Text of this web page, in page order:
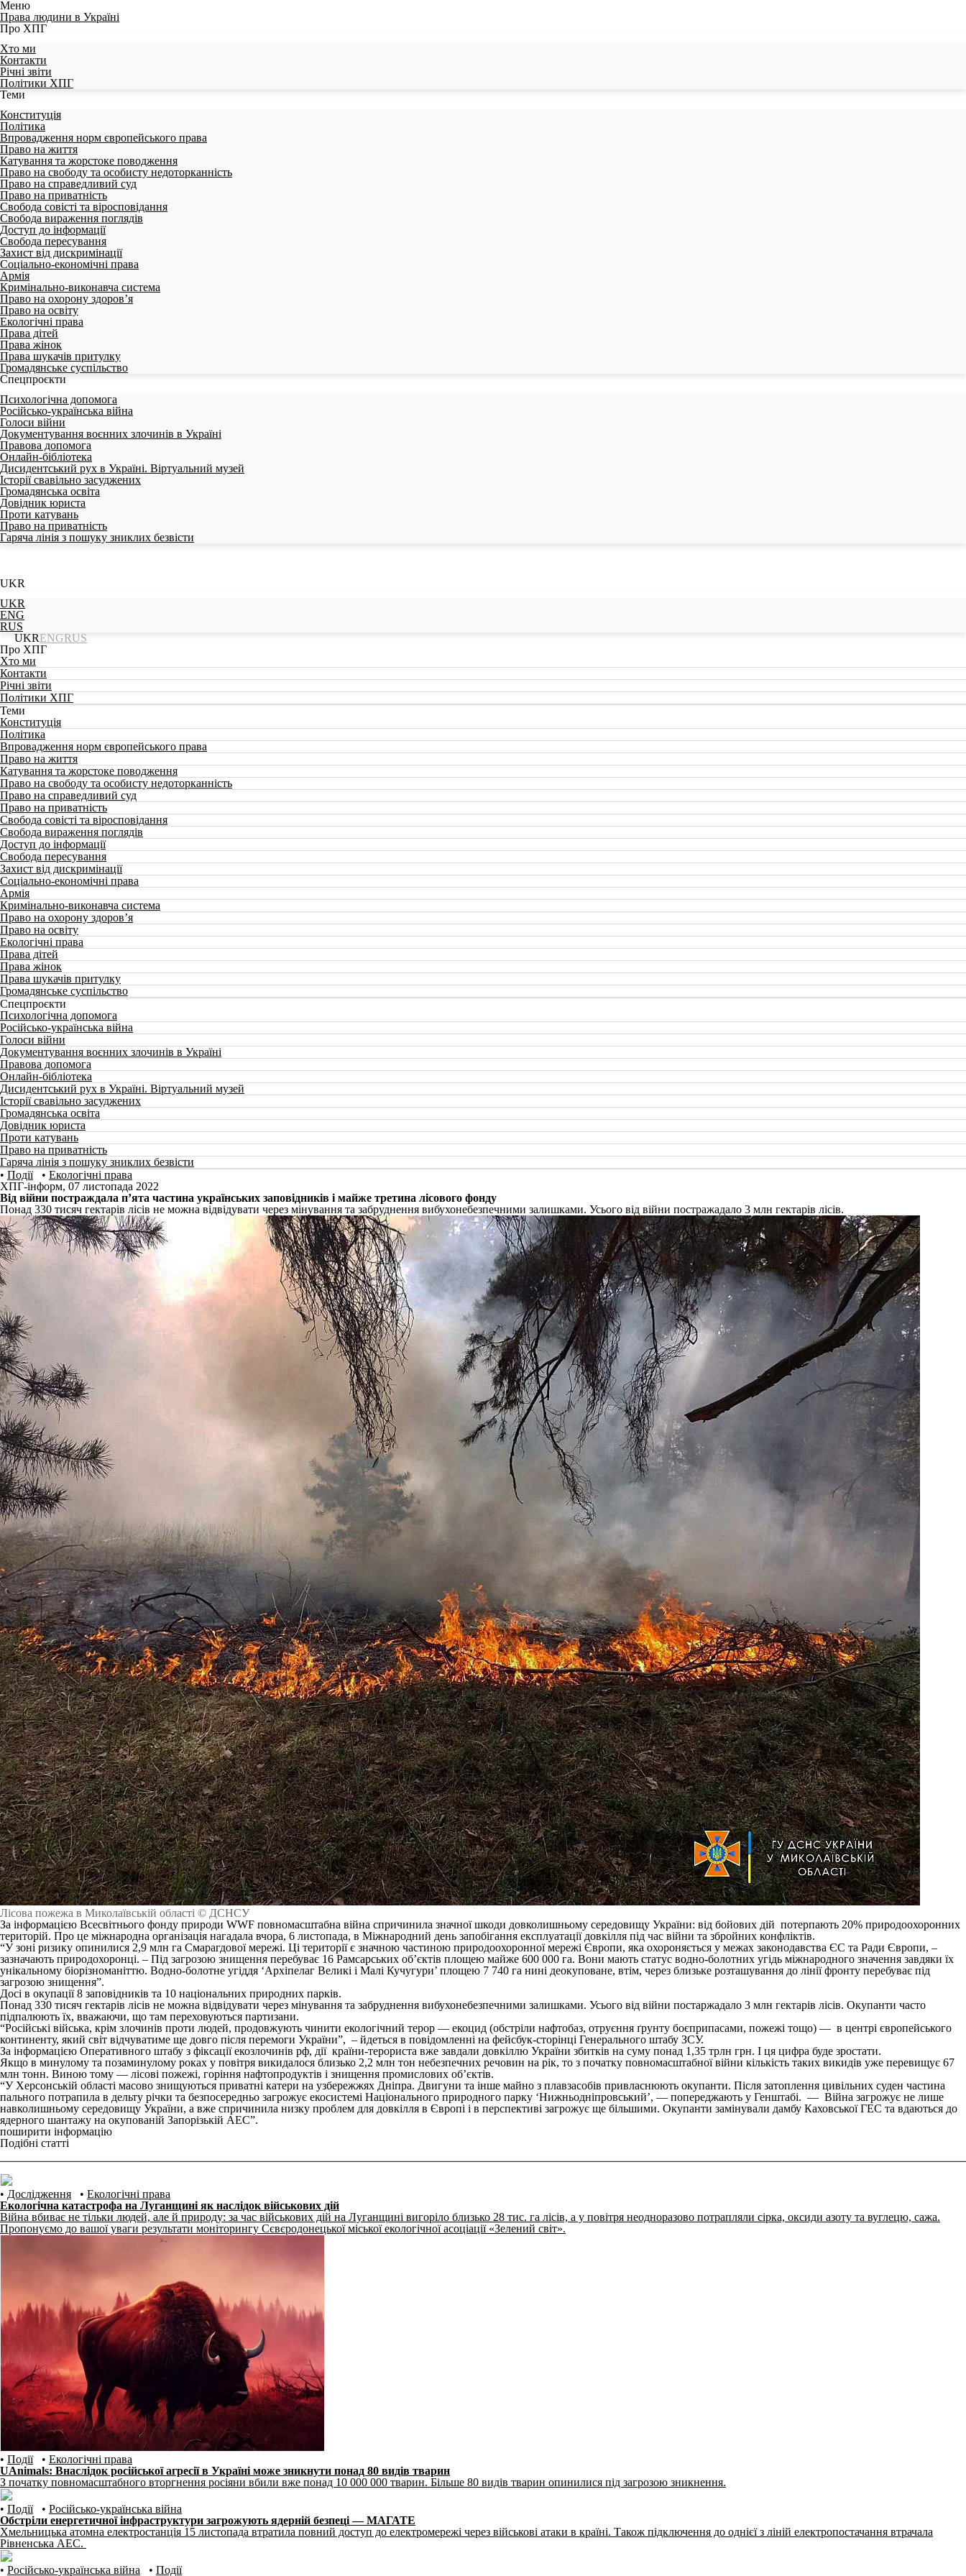
Меню
Права людини в Україні
Про ХПГ
Хто ми
Контакти
Річні звіти
Політики ХПГ
Теми
Конституція
Політика
Впровадження норм європейського права
Право на життя
Катування та жорстоке поводження
Право на свободу та особисту недоторканність
Право на справедливий суд
Право на приватність
Свобода совісті та віросповідання
Свобода вираження поглядів
Доступ до інформації
Свобода пересування
Захист від дискримінації
Соціально-економічні права
Армія
Кримінально-виконавча система
Право на охорону здоров’я
Право на освіту
Екологічні права
Права дітей
Права жінок
Права шукачів притулку
Громадянське суспільство
Спецпроєкти
Психологічна допомога
Російсько-українська війна
Голоси війни
Документування воєнних злочинів в Україні
Правова допомога
Онлайн-бібліотека
Дисидентський рух в Україні. Віртуальний музей
Історії свавільно засуджених
Громадянська освіта
Довідник юриста
Проти катувань
Право на приватність
Гаряча лінія з пошуку зниклих безвісти
UKR
UKR
ENG
RUS
UKRENGRUS
Про ХПГ
Хто ми
Контакти
Річні звіти
Політики ХПГ
Теми
Конституція
Політика
Впровадження норм європейського права
Право на життя
Катування та жорстоке поводження
Право на свободу та особисту недоторканність
Право на справедливий суд
Право на приватність
Свобода совісті та віросповідання
Свобода вираження поглядів
Доступ до інформації
Свобода пересування
Захист від дискримінації
Соціально-економічні права
Армія
Кримінально-виконавча система
Право на охорону здоров’я
Право на освіту
Екологічні права
Права дітей
Права жінок
Права шукачів притулку
Громадянське суспільство
Спецпроєкти
Психологічна допомога
Російсько-українська війна
Голоси війни
Документування воєнних злочинів в Україні
Правова допомога
Онлайн-бібліотека
Дисидентський рух в Україні. Віртуальний музей
Історії свавільно засуджених
Громадянська освіта
Довідник юриста
Проти катувань
Право на приватність
Гаряча лінія з пошуку зниклих безвісти
• Події• Екологічні права
ХПГ-інформ, 07 листопада 2022
Від війни постраждала п’ята частина українських заповідників і майже третина лісового фонду
Понад 330 тисяч гектарів лісів не можна відвідувати через мінування та забруднення вибухонебезпечними залишками. Усього від війни постражадало 3 млн гектарів лісів.
Лісова пожежа в Миколаївській області © ДСНСУ
За інформацією Всесвітнього фонду природи WWF повномасштабна війна спричинила значної шкоди довколишньому середовищу України: від бойових дій потерпають 20% природоохоронних
територій. Про це міжнародна організація нагадала вчора, 6 листопада, в Міжнародний день запобігання експлуатації довкілля під час війни та збройних конфліктів.
“У зоні ризику опинилися 2,9 млн га Смарагдової мережі. Ці території є значною частиною природоохоронної мережі Європи, яка охороняється у межах законодавства ЄС та Ради Європи, –
зазначають природохоронці. – Під загрозою знищення перебуває 16 Рамсарських об’єктів площею майже 600 000 га. Вони мають статус водно-болотних угідь міжнародного значення завдяки їх
унікальному біорізноманіттю. Водно-болотне угіддя ‘Архіпелаг Великі і Малі Кучугури’ площею 7 740 га нині деокуповане, втім, через близьке розташування до лінії фронту перебуває під
загрозою знищення”.
Досі в окупації 8 заповідників та 10 національних природних парків.
Понад 330 тисяч гектарів лісів не можна відвідувати через мінування та забруднення вибухонебезпечними залишками. Усього від війни постаржадало 3 млн гектарів лісів. Окупанти часто
підпалюють їх, вважаючи, що там переховуються партизани.
“Російські війська, крім злочинів проти людей, продовжують чинити екологічний терор — екоцид (обстріли нафтобаз, отруєння ґрунту боєприпасами, пожежі тощо) — в центрі європейського
континенту, який світ відчуватиме ще довго після перемоги України”, – йдеться в повідомленні на фейсбук-сторінці Генерального штабу ЗСУ.
За інформацією Оперативного штабу з фіксації екозлочинів рф, дії країни-терориста вже завдали довкіллю України збитків на суму понад 1,35 трлн грн. І ця цифра буде зростати.
Якщо в минулому та позаминулому роках у повітря викидалося близько 2,2 млн тон небезпечних речовин на рік, то з початку повномасштабної війни кількість таких викидів уже перевищує 67
млн тонн. Виною тому — лісові пожежі, горіння нафтопродуктів і знищення промислових об’єктів.
“У Херсонській області масово знищуються приватні катери на узбережжях Дніпра. Двигуни та інше майно з плавзасобів привласнюють окупанти. Після затоплення цивільних суден частина
пального потрапила в дельту річки та безпосередньо загрожує екосистемі Національного природного парку ‘Нижньодніпровський’, — попереджають у Генштабі. — Війна загрожує не лише
навколишньому середовищу України, а вже спричинила низку проблем для довкілля в Європі і в перспективі загрожує ще більшими. Окупанти замінували дамбу Каховської ГЕС та вдаються до
ядерного шантажу на окупованій Запорізькій АЕС”.
поширити інформацію
Подібні статті
• Дослідження • Екологічні права
Екологічна катастрофа на Луганщині як наслідок військових дій
Війна вбиває не тільки людей, але й природу: за час військових дій на Луганщині вигоріло близько 28 тис. га лісів, а у повітря неодноразово потрапляли сірка, оксиди азоту та вуглецю, сажа.
Пропонуємо до вашої уваги результати моніторингу Сєвєродонецької міської екологічної асоціації «Зелений світ».
• Події• Екологічні права
UAnimals: Внаслідок російської агресії в Україні може зникнути понад 80 видів тварин
З початку повномасштабного вторгнення росіяни вбили вже понад 10 000 000 тварин. Більше 80 видів тварин опинилися під загрозою зникнення.
• Події• Російсько-українська війна
Обстріли енергетичної інфраструктури загрожують ядерній безпеці — МАГАТЕ
Хмельницька атомна електростанція 15 листопада втратила повний доступ до електромережі через військові атаки в країні. Також підключення до однієї з ліній електропостачання втрачала
Рівненська АЕС.
• Російсько-українська війна • Події